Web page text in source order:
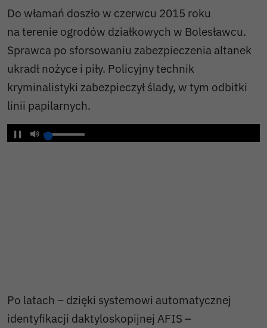
Do włamań doszło w czerwcu 2015 roku
na terenie ogrodów działkowych w Bolesławcu.
Sprawca po sforsowaniu zabezpieczenia altanek
ukradł nożyce i piły. Policyjny technik
kryminalistyki zabezpieczył ślady, w tym odbitki
linii papilarnych.
Po latach – dzięki systemowi automatycznej
identyfikacji daktyloskopijnej AFIS –